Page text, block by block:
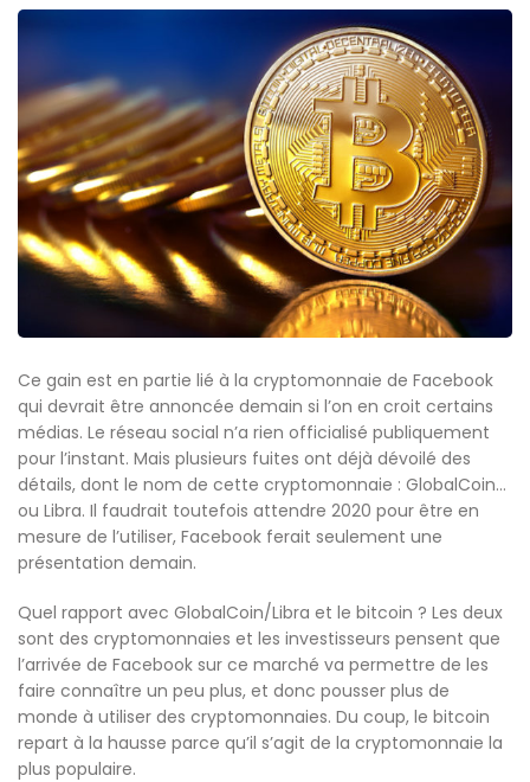
Ce gain est en partie lié à la cryptomonnaie de Facebook
qui devrait être annoncée demain si l’on en croit certains
médias. Le réseau social n’a rien officialisé publiquement
pour l’instant. Mais plusieurs fuites ont déjà dévoilé des
détails, dont le nom de cette cryptomonnaie : GlobalCoin…
ou Libra. Il faudrait toutefois attendre 2020 pour être en
mesure de l’utiliser, Facebook ferait seulement une
présentation demain.
Quel rapport avec GlobalCoin/Libra et le bitcoin ? Les deux
sont des cryptomonnaies et les investisseurs pensent que
l’arrivée de Facebook sur ce marché va permettre de les
faire connaître un peu plus, et donc pousser plus de
monde à utiliser des cryptomonnaies. Du coup, le bitcoin
repart à la hausse parce qu’il s’agit de la cryptomonnaie la
plus populaire.